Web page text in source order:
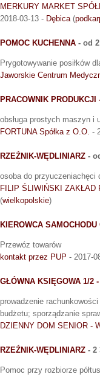
MERKURY MARKET
2018-03-13 - Dębica(
POMOC KUCHENNA - od
Prygotowywanie posiłków
Jaworskie Centrum
PRACOWNIK PRODUKCJI
obsługa prostych maszyn i
FORTUNA Spółka z O.O. -
RZEŹNIK-WĘDLINIARZ -
osoba do przyuczeniachęci
FILIP ŚLIWIŃSKI ZAKŁAD
(wielkopolskie)
KIEROWCA
Przewóz towarów
kontakt przez PUP - 2017-
GŁÓWNA KSIĘGOWA 1/2
prowadzenie
budżetu; sporządzanie
DZIENNY DOM SENIOR -
RZEŹNIK-WĘDLINIARZ - 2
Pomoc przy rozbiorze